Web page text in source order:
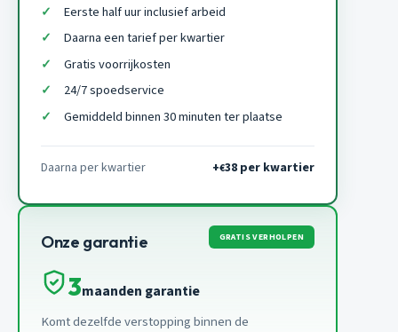
Eerste half uur inclusief arbeid
Daarna een tarief per kwartier
Gratis voorrijkosten
24/7 spoedservice
Gemiddeld binnen 30 minuten ter plaatse
Daarna per kwartier +€38 per kwartier
Onze garantie GRATIS VERHOLPEN
3maanden garantie
Komt dezelfde verstopping binnen de